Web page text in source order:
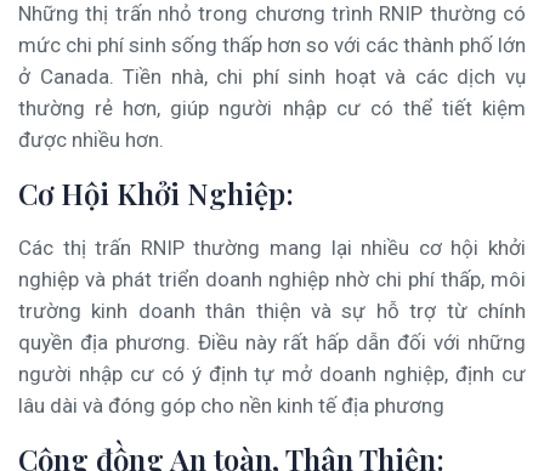
Những thị trấn nhỏ trong chương trình RNIP thường có
mức chi phí sinh sống thấp hơn so với các thành phố lớn
ở Canada. Tiền nhà, chi phí sinh hoạt và các dịch vụ
thường rẻ hơn, giúp người nhập cư có thể tiết kiệm
được nhiều hơn.
Cơ Hội Khởi Nghiệp:
Các thị trấn RNIP thường mang lại nhiều cơ hội khởi
nghiệp và phát triển doanh nghiệp nhờ chi phí thấp, môi
trường kinh doanh thân thiện và sự hỗ trợ từ chính
quyền địa phương. Điều này rất hấp dẫn đối với những
người nhập cư có ý định tự mở doanh nghiệp, định cư
lâu dài và đóng góp cho nền kinh tế địa phương
Cộng đồng An toàn, Thân Thiện: